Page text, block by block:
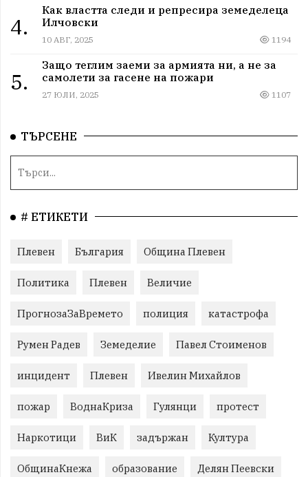
4.
Как властта следи и репресира земеделеца
Илчовски
10 АВГ, 2025 1194
5.
Защо теглим заеми за армията ни, а не за
самолети за гасене на пожари
27 ЮЛИ, 2025 1107
ТЪРСЕНЕ
# ЕТИКЕТИ
Плевен България Община Плевен
Политика Плевен Величие
ПрогнозаЗаВремето полиция катастрофа
Румен Радев Земеделие Павел Стоименов
инцидент Плевен Ивелин Михайлов
пожар ВоднаКриза Гулянци протест
Наркотици ВиК задържан Култура
ОбщинаКнежа образование Делян Пеевски